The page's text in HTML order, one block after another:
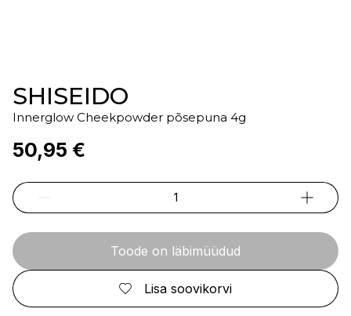
SHISEIDO
Innerglow Cheekpowder põsepuna 4g
50,95 €
Toode on läbimüüdud
Lisa soovikorvi